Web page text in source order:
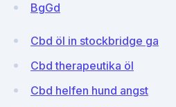
BgGd
Cbd öl in stockbridge ga
Cbd therapeutika öl
Cbd helfen hund angst